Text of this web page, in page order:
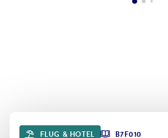
FLUG & HOTEL B7F010